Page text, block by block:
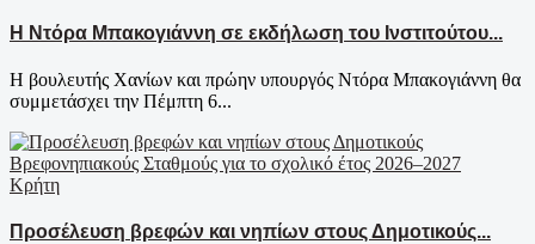
Η Ντόρα Μπακογιάννη σε εκδήλωση του Ινστιτούτου...
Η βουλευτής Χανίων και πρώην υπουργός Ντόρα Μπακογιάννη θα
συμμετάσχει την Πέμπτη 6...
Κρήτη
Προσέλευση βρεφών και νηπίων στους Δημοτικούς...